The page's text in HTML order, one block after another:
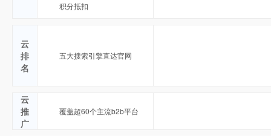
积分抵扣
云
排
名
五大搜索引擎直达官网
云
推
广
覆盖超60个主流b2b平台